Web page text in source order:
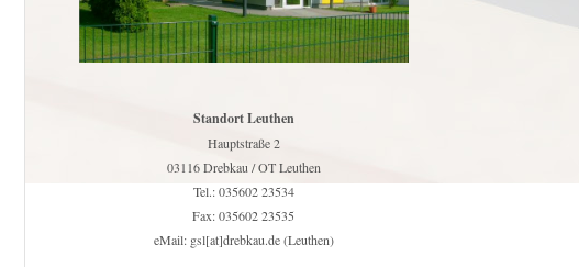
Standort Leuthen
Hauptstraße 2
03116 Drebkau / OT Leuthen
Tel.: 035602 23534
Fax: 035602 23535
eMail: gsl[at]drebkau.de (Leuthen)